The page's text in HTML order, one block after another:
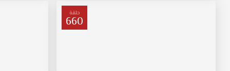
حلقة
660